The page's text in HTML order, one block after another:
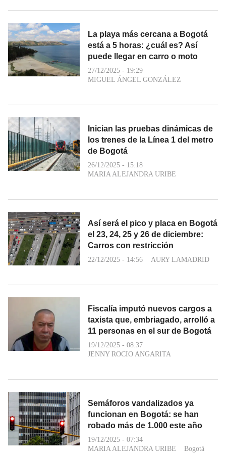
La playa más cercana a Bogotá
está a 5 horas: ¿cuál es? Así
puede llegar en carro o moto
27/12/2025 - 19:29
MIGUEL ÁNGEL GONZÁLEZ
Inician las pruebas dinámicas de
los trenes de la Línea 1 del metro
de Bogotá
26/12/2025 - 15:18
MARIA ALEJANDRA URIBE
Así será el pico y placa en Bogotá
el 23, 24, 25 y 26 de diciembre:
Carros con restricción
22/12/2025 - 14:56 AURY LAMADRID
Fiscalía imputó nuevos cargos a
taxista que, embriagado, arrolló a
11 personas en el sur de Bogotá
19/12/2025 - 08:37
JENNY ROCIO ANGARITA
Semáforos vandalizados ya
funcionan en Bogotá: se han
robado más de 1.000 este año
19/12/2025 - 07:34
MARIA ALEJANDRA URIBE
Bogotá